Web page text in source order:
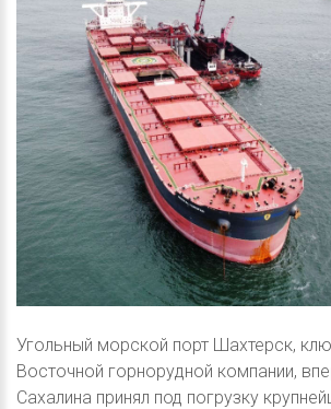
Угольный морской порт Шахтерск,
Восточной горнорудной компании,
Сахалина принял под погрузку